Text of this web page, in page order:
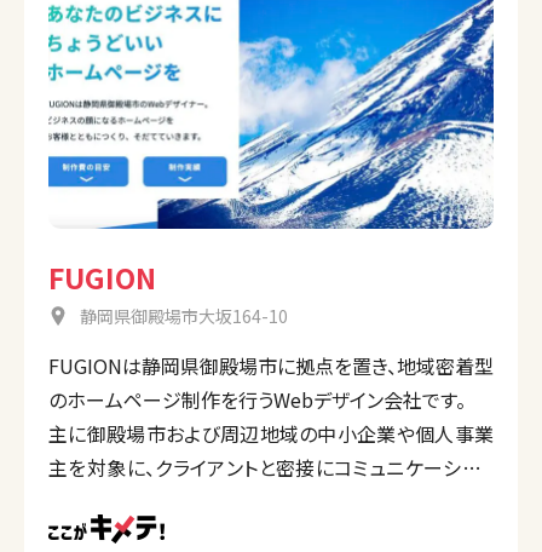
FUGION
静岡県御殿場市大坂164-10
FUGIONは静岡県御殿場市に拠点を置き、地域密着型
のホームページ制作を行うWebデザイン会社です。
主に御殿場市および周辺地域の中小企業や個人事業
主を対象に、クライアントと密接にコミュニケーション
影、保守サポートまで一貫したサービスを提供してい